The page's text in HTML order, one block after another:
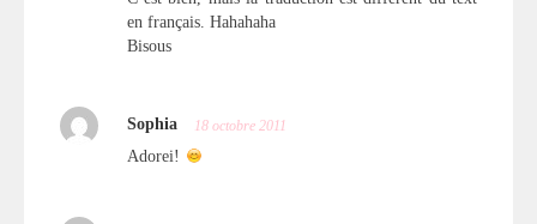
en français. Hahahaha
Bisous
Sophia 18 octobre 2011
Adorei!